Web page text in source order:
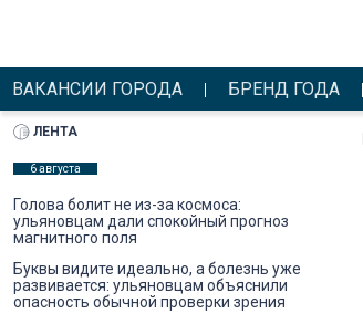
ВАКАНСИИ ГОРОДА БРЕНД ГОДА
ЛЕНТА
6 августа
Голова болит не из-за космоса:
ульяновцам дали спокойный прогноз
магнитного поля
Буквы видите идеально, а болезнь уже
развивается: ульяновцам объяснили
опасность обычной проверки зрения